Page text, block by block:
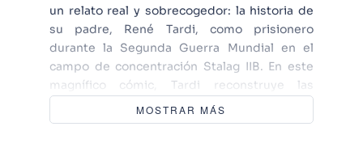
un relato real y sobrecogedor: la historia de
su padre, René Tardi, como prisionero
durante la Segunda Guerra Mundial en el
campo de concentración Stalag IIB. En este
magnífico cómic, Tardi reconstruye las
vivencias de su padre en este campamento
de prisioneros nazi a través de sus
MOSTRAR MÁS